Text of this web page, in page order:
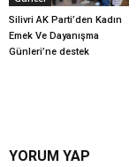
Silivri AK Parti’den Kadın
Emek Ve Dayanışma
Günleri’ne destek
YORUM YAP